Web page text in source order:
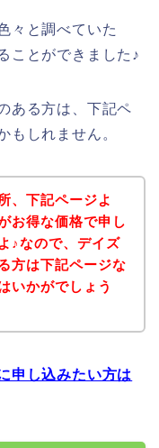
々と調べていた
ことができました♪
ある方は、下記ペ
もしれません。
、下記ページよ
お得な価格で申し
♪なので、デイズ
方は下記ページな
いかがでしょう
申し込みたい方は